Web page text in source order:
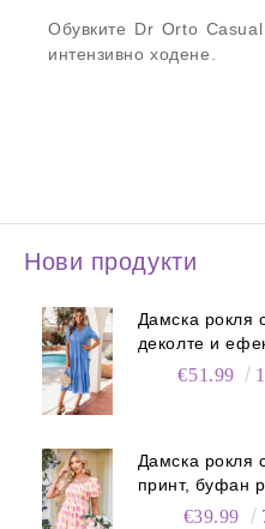
Обувките Dr Orto
интензивно ходене.
Нови продукти
Дамска рокля
деколте и
€51.99
Дамска рокля
принт, буфан
джобове€39.99